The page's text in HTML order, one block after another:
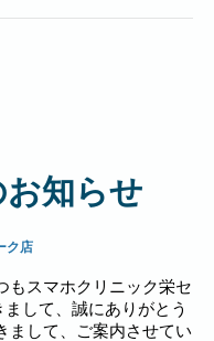
知らせ
ク店
もスマホクリニック栄セ
して、誠にありがとう
まして、ご案内させてい